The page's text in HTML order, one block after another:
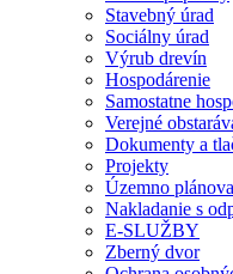
Stavebný úrad
Sociálny úrad
Výrub drevín
Hospodárenie
Samostatne
Verejné
Dokumenty a
Projekty
Územno
Nakladanie s
E-SLUŽBY
Zberný dvor